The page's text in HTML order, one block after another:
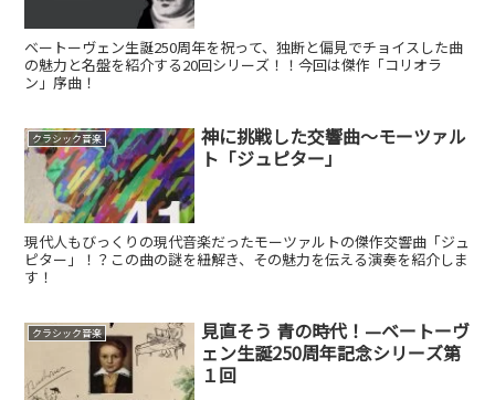
ベートーヴェン生誕250周年を祝って、独断と偏見でチョイスした曲
の魅力と名盤を紹介する20回シリーズ！！今回は傑作「コリオラ
ン」序曲！
クラシック音楽
神に挑戦した交響曲〜モーツァル
ト「ジュピター」
現代人もびっくりの現代音楽だったモーツァルトの傑作交響曲「ジュ
ピター」！？この曲の謎を紐解き、その魅力を伝える演奏を紹介しま
す！
クラシック音楽
見直そう 青の時代！—ベートーヴ
ェン生誕250周年記念シリーズ第
１回